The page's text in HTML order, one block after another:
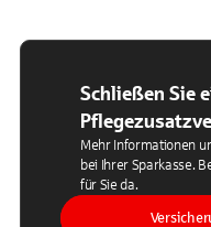
Schließen Sie
Mehr Informationen
bei Ihrer Sparkasse.
für Sie da.